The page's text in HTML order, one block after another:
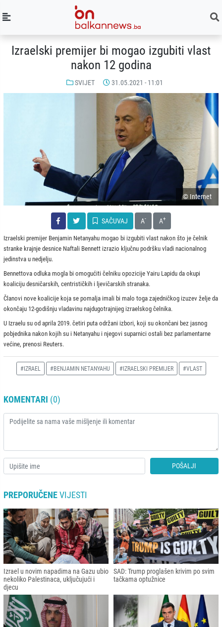
Izraelski premijer bi mogao izgubiti vlast
nakon 12 godina
SVIJET 31.05.2021 - 11:01
© Internet
SAČUVAJ A- A+
Izraelski premijer Benjamin Netanyahu mogao bi izgubiti vlast nakon što je čelnik
stranke krajnje desnice Naftali Bennett izrazio ključnu podršku vladi nacionalnog
jedinstva u nedjelju.
Bennettova odluka mogla bi omogućiti čelniku opozicije Yairu Lapidu da okupi
koaliciju desničarskih, centrističkih i ljevičarskih stranaka.
Članovi nove koalicije koja se pomalja imali bi malo toga zajedničkog izuzev želje da
okončaju 12-godišnju vladavinu najdugotrajnijeg izraelskog čelnika.
U Izraelu su od aprila 2019. četiri puta održani izbori, koji su okončani bez jasnog
pobjednika nakon kojih su i Netanyahu i njegovi suparnici ostali bez parlamentarne
većine, prenosi Reuters.
#IZRAEL #BENJAMIN NETANYAHU #IZRAELSKI PREMIJER #VLAST
KOMENTARI (0)
POŠALJI
PREPORUČENEVIJESTI
Izrael u novim napadima na Gazu ubio
nekoliko Palestinaca, uključujući i
djecu
SAD: Trump proglašen krivim po svim
tačkama optužnice